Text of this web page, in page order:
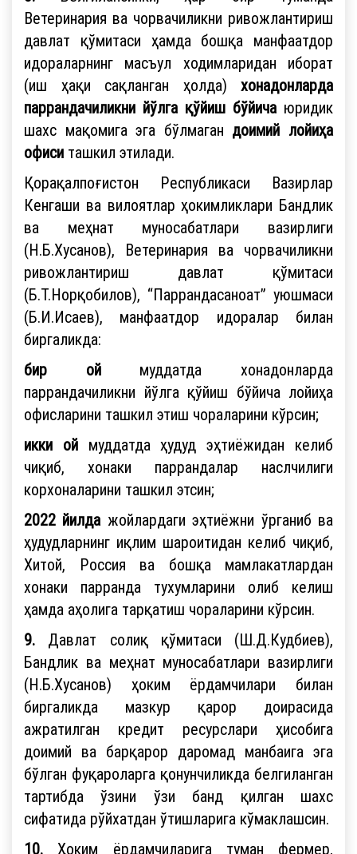
Ветеринария ва чорвачиликни ривожлантириш
давлат қўмитаси ҳамда бошқа манфаатдор
идораларнинг масъул ходимларидан иборат
(иш ҳақи сақланган ҳолда) хонадонларда
паррандачиликни йўлга қўйиш бўйича юридик
шахс мақомига эга бўлмаган доимий лойиҳа
офиси ташкил этилади.
Қорақалпоғистон Республикаси Вазирлар
Кенгаши ва вилоятлар ҳокимликлари Бандлик
ва меҳнат муносабатлари вазирлиги
(Н.Б.Хусанов), Ветеринария ва чорвачиликни
ривожлантириш давлат қўмитаси
(Б.Т.Норқобилов), “Паррандасаноат” уюшмаси
(Б.И.Исаев), манфаатдор идоралар билан
биргаликда:
бир ой муддатда хонадонларда
паррандачиликни йўлга қўйиш бўйича лойиҳа
офисларини ташкил этиш чораларини кўрсин;
икки оймуддатда ҳудуд эҳтиёжидан келиб
чиқиб, хонаки паррандалар наслчилиги
корхоналарини ташкил этсин;
2022 йилдажойлардаги эҳтиёжни ўрганиб ва
ҳудудларнинг иқлим шароитидан келиб чиқиб,
Хитой, Россия ва бошқа мамлакатлардан
хонаки парранда тухумларини олиб келиш
ҳамда аҳолига тарқатиш чораларини кўрсин.
9. Давлат солиқ қўмитаси (Ш.Д.Кудбиев),
Бандлик ва меҳнат муносабатлари вазирлиги
(Н.Б.Хусанов) ҳоким ёрдамчилари билан
биргаликда мазкур қарор доирасида
ажратилган кредит ресурслари ҳисобига
доимий ва барқарор даромад манбаига эга
бўлган фуқароларга қонунчиликда белгиланган
тартибда ўзини ўзи банд қилган шахс
сифатида рўйхатдан ўтишларига кўмаклашсин.
10. Ҳоким ёрдамчиларига туман фермер,